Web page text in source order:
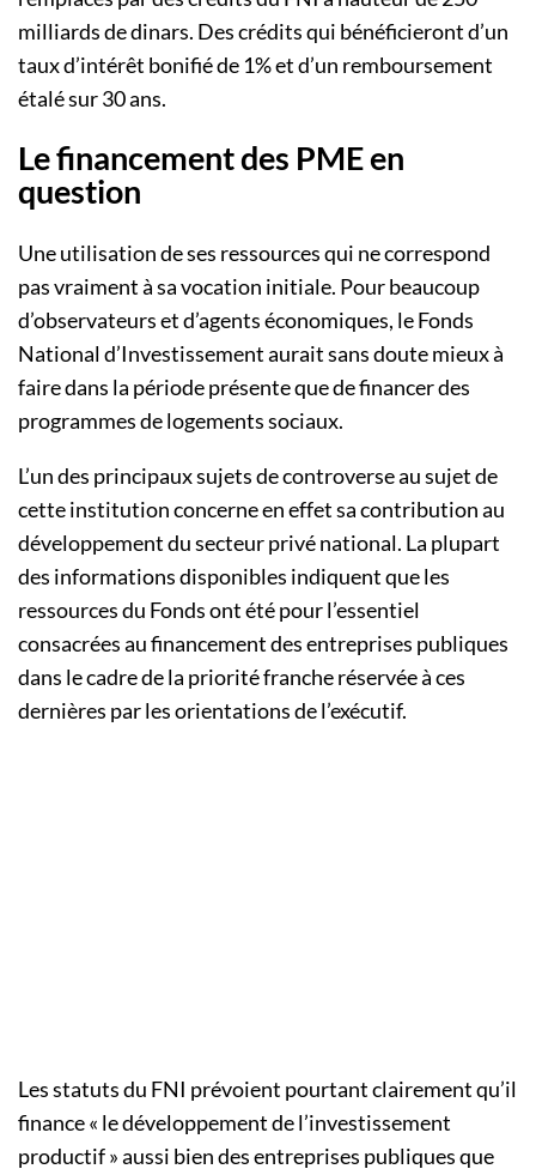
milliards de dinars. Des crédits qui bénéficieront d’un
taux d’intérêt bonifié de 1%et d’un remboursement
étalé sur 30 ans.
Le financement des PME en
question
Une utilisation de ses ressources qui ne correspond
pas vraiment à sa vocation initiale. Pour beaucoup
d’observateurs et d’agents économiques, le Fonds
National d’Investissement aurait sans doute mieux à
faire dans la période présente que de financer des
programmes de logements sociaux.
L’un des principaux sujets de controverse au sujet de
cette institution concerne en effet sa contribution au
développement du secteur privé national. La plupart
des informations disponibles indiquent que les
ressources du Fonds ont été pour l’essentiel
consacrées au financement des entreprises publiques
dans le cadre de la priorité franche réservée à ces
dernières par les orientations de l’exécutif.
Les statuts du FNI prévoient pourtant clairement qu’il
finance « le développement de l’investissement
productif » aussi bien des entreprises publiques que